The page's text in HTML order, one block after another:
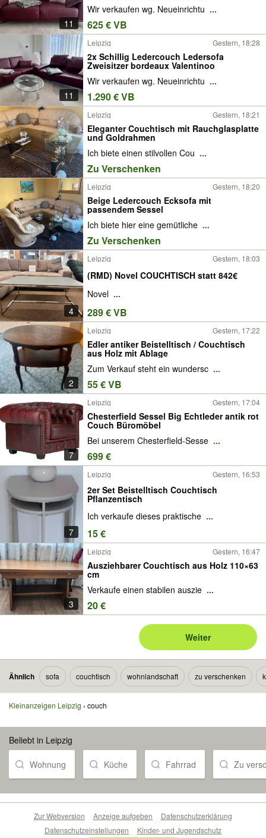
11
Wir verkaufen wg. Neueinrichtu ...
625 € VB
11
Leipzig Gestern, 18:28
2x Schillig Ledercouch Ledersofa
Zweisitzer bordeaux Valentinoo
Wir verkaufen wg. Neueinrichtu ...
1.290 € VB
Leipzig Gestern, 18:21
Eleganter Couchtisch mit Rauchglasplatte
und Goldrahmen
Ich biete einen stilvollen Cou ...
Zu Verschenken
Leipzig Gestern, 18:20
Beige Ledercouch Ecksofa mit
passendem Sessel
Ich biete hier eine gemütliche ...
Zu Verschenken
4
Leipzig Gestern, 18:03
(RMD) Novel COUCHTISCH statt 842€
Novel ...
289 € VB
2
Leipzig Gestern, 17:22
Edler antiker Beistelltisch / Couchtisch
aus Holz mit Ablage
Zum Verkauf steht ein wundersc ...
55 € VB
7
Leipzig Gestern, 17:04
Chesterfield Sessel Big Echtleder antik rot
Couch Büromöbel
Bei unserem Chesterfield-Sesse ...
699 €
7
Leipzig Gestern, 16:53
2er Set Beistelltisch Couchtisch
Pflanzentisch
Ich verkaufe dieses praktische ...
15 €
3
Leipzig Gestern, 16:47
Ausziehbarer Couchtisch aus Holz 110×63
cm
Verkaufe einen stabilen auszie ...
20 €
Weiter
Ähnlich sofa couchtisch wohnlandschaft zu verschenken
Kleinanzeigen Leipzig couch
Beliebt in Leipzig
Wohnung Küche Fahrrad Zu
Zur Webversion Anzeige aufgeben
Datenschutzerklärung
Datenschutzeinstellungen
Kinder- und Jugendschutz